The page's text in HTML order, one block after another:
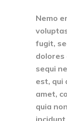
Nemo
fugit,
dolores
sequi
est, qui
amet,
quia